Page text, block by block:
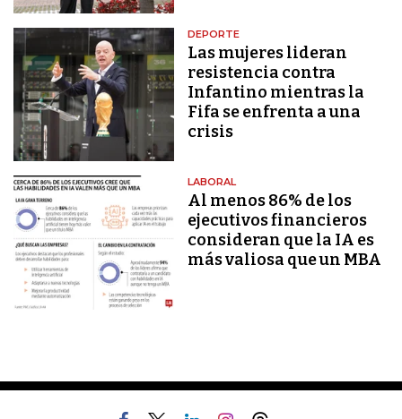
DEPORTE
Las mujeres lideran
resistencia contra
Infantino mientras la
Fifa se enfrenta a una
crisis
LABORAL
Al menos 86% de los
ejecutivos financieros
consideran que la IA es
más valiosa que un MBA